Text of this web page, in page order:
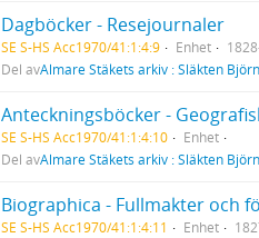
Dagböcker - Resejournaler
SE S-HS Acc1970/41:1:4:9 Enhet
Del avAlmare Stäkets arkiv : Släkten
Anteckningsböcker -
SE S-HS Acc1970/41:1:4:10
Enhet
Del avAlmare Stäkets arkiv : Släkten
Biographica - Fullmakter och
SE S-HS Acc1970/41:1:4:11 Enhet